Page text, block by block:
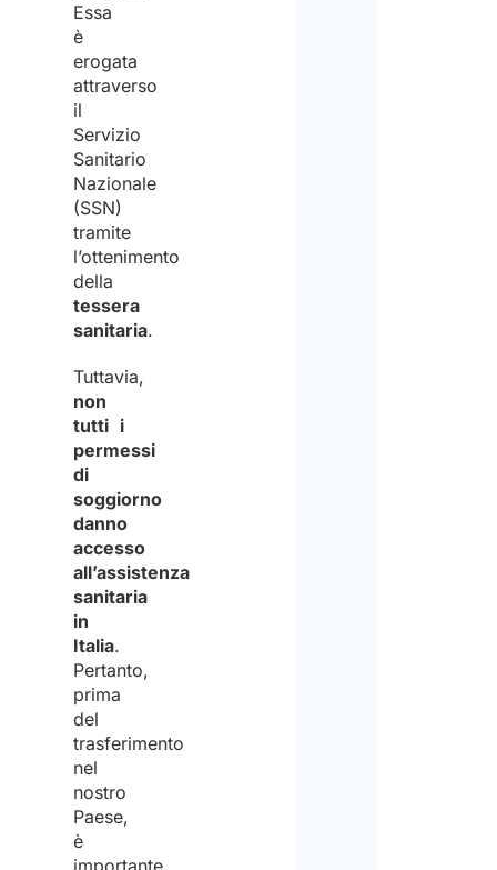
Essa
è
erogata
attraverso
il
Servizio
Sanitario
Nazionale
(SSN)
tramite
l’ottenimento
della
tessera
sanitaria.
Tuttavia,
non
tutti i
permessi
di
soggiorno
danno
accesso
all’assistenza
sanitaria
in
Italia.
Pertanto,
prima
del
trasferimento
nel
nostro
Paese,
è
importante